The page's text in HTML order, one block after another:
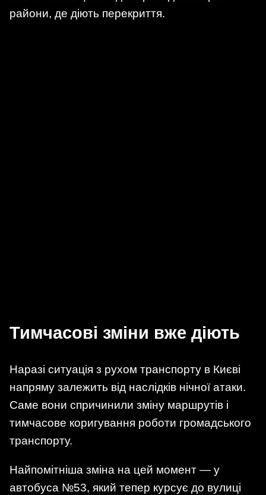
райони, де діють перекриття.
Тимчасові зміни вже діють
Наразі ситуація з рухом транспорту в Києві
напряму залежить від наслідків нічної атаки.
Саме вони спричинили зміну маршрутів і
тимчасове коригування роботи громадського
транспорту.
Найпомітніша зміна на цей момент — у
автобуса №53, який тепер курсує до вулиці